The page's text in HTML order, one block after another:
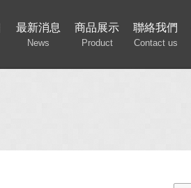
最新消息
News
商品展示
Product
聯絡我們
Contact us